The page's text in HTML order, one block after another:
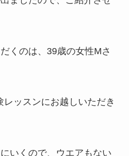
くのは、39歳の女性Mさ
ッスンにお越しいただき
いくので、ウエアもない